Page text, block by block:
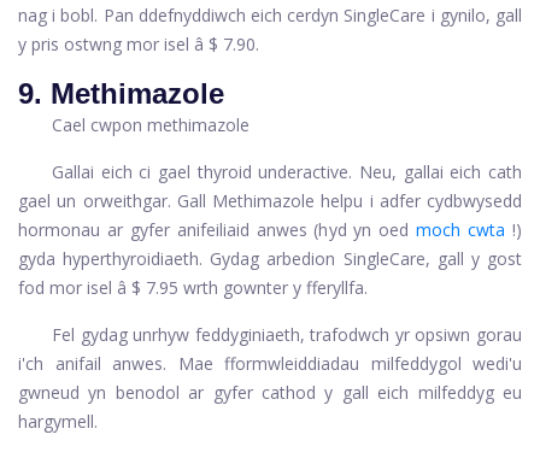
nag i bobl. Pan ddefnyddiwch eich cerdyn SingleCare i gynilo, gall
y pris ostwng mor isel â $ 7.90.
9. Methimazole
Cael cwpon methimazole
Gallai eich ci gael thyroid underactive. Neu, gallai eich cath
gael un orweithgar. Gall Methimazole helpu i adfer cydbwysedd
hormonau ar gyfer anifeiliaid anwes (hyd yn oed moch cwta !)
gyda hyperthyroidiaeth. Gydag arbedion SingleCare, gall y gost
fod mor isel â $ 7.95 wrth gownter y fferyllfa.
Fel gydag unrhyw feddyginiaeth, trafodwch yr opsiwn gorau
i'ch anifail anwes. Mae fformwleiddiadau milfeddygol wedi'u
gwneud yn benodol ar gyfer cathod y gall eich milfeddyg eu
hargymell.